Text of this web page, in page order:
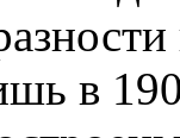
в